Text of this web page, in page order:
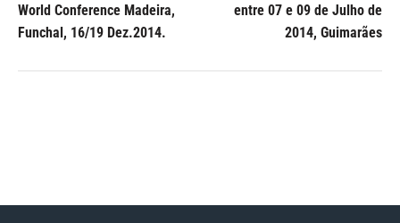
World Conference Madeira,
Funchal, 16/19 Dez.2014.
entre 07 e 09 de Julho de
2014, Guimarães